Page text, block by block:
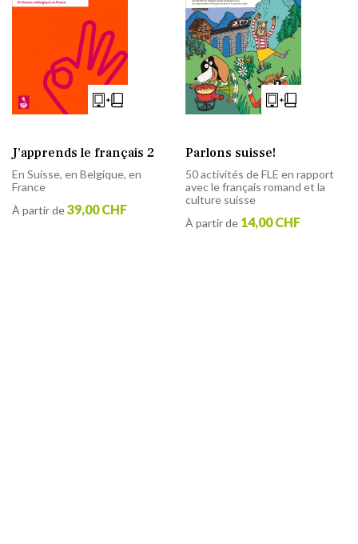
J’apprends le français 2
En Suisse, en Belgique, en
France
À partir de39,00 CHF
Parlons suisse!
50 activités de FLE en rapport
avec le français romand et la
culture suisse
À partir de 14,00 CHF